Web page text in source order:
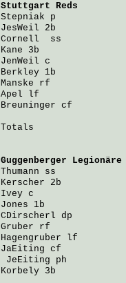
Stuttgart Reds
Stepniak p
JesWeil 2b
Cornell
ss
Kane 3b
JenWeil c
Berkley 1b
Manske rf
Apel lf
Breuninger cf
Totals
Guggenberger Legionäre
Thumann ss
Kerscher 2b
Ivey c
Jones 1b
CDirscherl dp
Gruber rf
Hagengruber lf
JaEiting cf
JeEiting ph
Korbely 3b